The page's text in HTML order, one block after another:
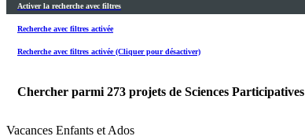
Activer la recherche avec filtres
Recherche avec filtres activée
Recherche avec filtres activée (Cliquer pour désactiver)
Chercher parmi 273 projets de Sciences Participatives
Vacances Enfants et Ados